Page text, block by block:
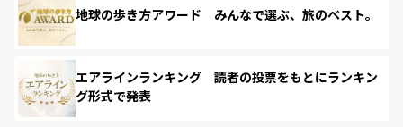
地球の歩き方アワード みんなで選ぶ、旅のベスト。
エアラインランキング 読者の投票をもとにランキン
グ形式で発表